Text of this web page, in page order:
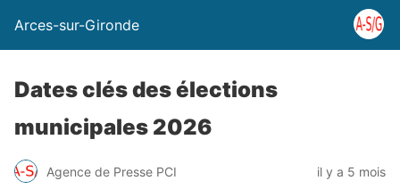
Arces-sur-Gironde
Dates clés des élections
municipales 2026
Agence de Presse PCI il y a 5 mois